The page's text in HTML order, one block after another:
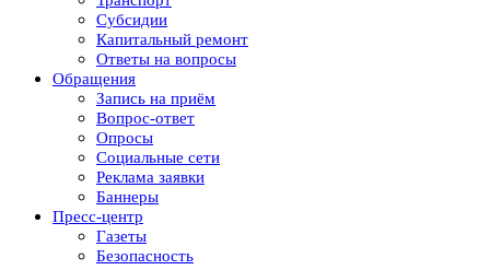
Субсидии
Капитальный ремонт
Ответы на вопросы
Обращения
Запись на приём
Вопрос-ответ
Опросы
Социальные сети
Реклама заявки
Баннеры
Пресс-центр
Газеты
Безопасность